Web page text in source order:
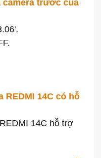
camera trước của
REDMI 14C có hỗ
14C hỗ trợ